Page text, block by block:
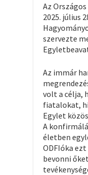
Az
2025. július
szervezte
Az immár
volt a célja,
fiatalokat,
Egylet
A
életben
ODFIóka
bevonni